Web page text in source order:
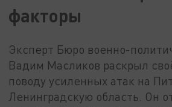
факторы
Эксперт Бюро военно-
Вадим Масликов раскрыл
поводу усиленных атак на
Ленинградскую область. Он